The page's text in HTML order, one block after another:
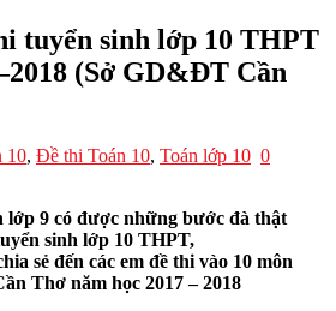
tuyển sinh lớp 10 THPT
(Sở GD&ĐT Cần
10, Đề thi Toán 10, Toán lớp 10 0
lớp 9 có được những bước đà thật
sinh lớp 10 THPT,
sẻ đến các em đề thi vào 10 môn
Thơ năm học 2017 – 2018